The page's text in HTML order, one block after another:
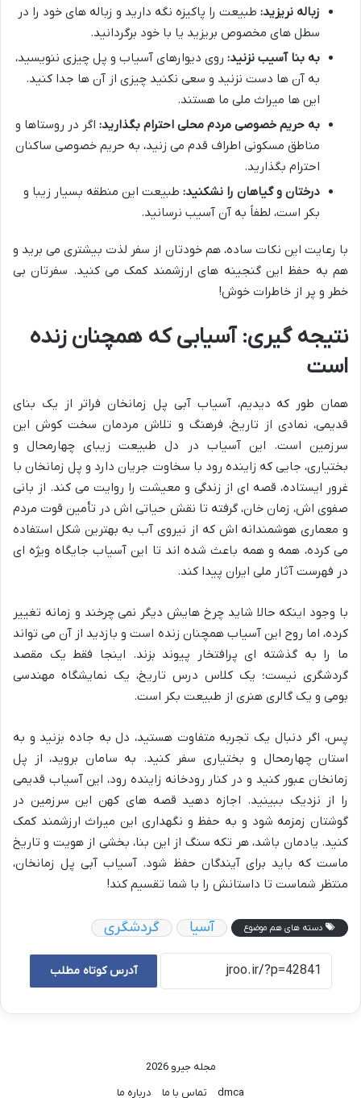
زباله نریزید: طبیعت را پاکیزه نگه دارید و زباله های خود را در
سطل های مخصوص بریزید یا با خود برگردانید.
به بنا آسیب نزنید: روی دیوارهای آسیاب و پل چیزی ننویسید،
به آن ها دست نزنید و سعی نکنید چیزی از آن ها جدا کنید.
این ها میراث ملی ما هستند.
به حریم خصوصی مردم محلی احترام بگذارید: اگر در روستاها و
مناطق مسکونی اطراف قدم می زنید، به حریم خصوصی ساکنان
احترام بگذارید.
درختان و گیاهان را نشکنید: طبیعت این منطقه بسیار زیبا و
بکر است، لطفاً به آن آسیب نرسانید.
با رعایت این نکات ساده، هم خودتان از سفر لذت بیشتری می برید و
هم به حفظ این گنجینه های ارزشمند کمک می کنید. سفرتان بی
خطر و پر از خاطرات خوش!
نتیجه گیری: آسیابی که همچنان زنده
است
همان طور که دیدیم، آسیاب آبی پل زمانخان فراتر از یک بنای
قدیمی، نمادی از تاریخ، فرهنگ و تلاش مردمان سخت کوش این
سرزمین است. این آسیاب در دل طبیعت زیبای چهارمحال و
بختیاری، جایی که زاینده رود با سخاوت جریان دارد و پل زمانخان با
غرور ایستاده، قصه ای از زندگی و معیشت را روایت می کند. از بانی
صفوی اش، زمان خان، گرفته تا نقش حیاتی اش در تأمین قوت مردم
و معماری هوشمندانه اش که از نیروی آب به بهترین شکل استفاده
می کرده، همه و همه باعث شده اند تا این آسیاب جایگاه ویژه ای
در فهرست آثار ملی ایران پیدا کند.
با وجود اینکه حالا شاید چرخ هایش دیگر نمی چرخند و زمانه تغییر
کرده، اما روح این آسیاب همچنان زنده است و بازدید از آن می تواند
ما را به گذشته ای پرافتخار پیوند بزند. اینجا فقط یک مقصد
گردشگری نیست؛ یک کلاس درس تاریخ، یک نمایشگاه مهندسی
بومی و یک گالری هنری از طبیعت بکر است.
پس، اگر دنبال یک تجربه متفاوت هستید، دل به جاده بزنید و به
استان چهارمحال و بختیاری سفر کنید. به سامان بروید، از پل
زمانخان عبور کنید و در کنار رودخانه زاینده رود، این آسیاب قدیمی
را از نزدیک ببینید. اجازه دهید قصه های کهن این سرزمین در
گوشتان زمزمه شود و به حفظ و نگهداری این میراث ارزشمند کمک
کنید. یادمان باشد، هر تکه سنگ از این بنا، بخشی از هویت و تاریخ
ماست که باید برای آیندگان حفظ شود. آسیاب آبی پل زمانخان،
منتظر شماست تا داستانش را با شما تقسیم کند!
دسته های هم موضوع آسیا گردشگری
آدرس کوتاه مطلب
مجله جیرو 2026
dmca
تماس با ما درباره ما